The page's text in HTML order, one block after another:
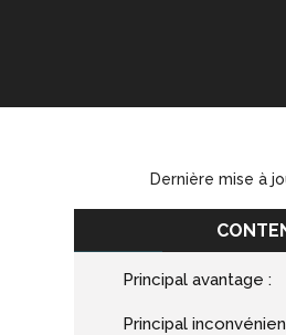
Dernière mise à
Principal avantage :
Principal